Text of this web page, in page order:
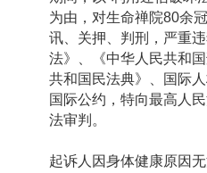
为由，对生命禅院80余
讯、关押、判刑，严重
法》、《中华人民共和
共和国民法典》、国际
国际公约，特向最高人
法审判。
起诉人因身体健康原因